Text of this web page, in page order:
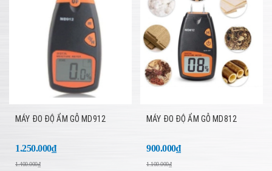
MÁY ĐO ĐỘ ẨM GỖ MD912
1.250.000₫
1.400.000₫
MÁY ĐO ĐỘ ẨM GỖ MD812
900.000₫
1.100.000₫